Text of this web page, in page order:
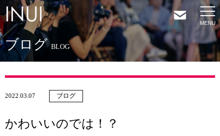
HOME
NEWS
ブログ BLOG
かわいいのでは！？
2022.03.07 ブログ